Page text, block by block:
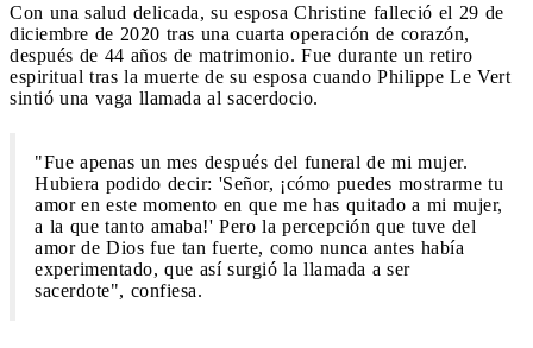
Con una salud delicada, su esposa Christine falleció el 29 de
diciembre de 2020 tras una cuarta operación de corazón,
después de 44 años de matrimonio. Fue durante un retiro
espiritual tras la muerte de su esposa cuando Philippe Le Vert
sintió una vaga llamada al sacerdocio.
"Fue apenas un mes después del funeral de mi mujer.
Hubiera podido decir: 'Señor, ¡cómo puedes mostrarme tu
amor en este momento en que me has quitado a mi mujer,
a la que tanto amaba!' Pero la percepción que tuve del
amor de Dios fue tan fuerte, como nunca antes había
experimentado, que así surgió la llamada a ser
sacerdote", confiesa.